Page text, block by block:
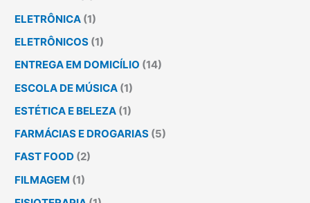
ELETRÔNICA (1)
ELETRÔNICOS (1)
ENTREGA EM DOMICÍLIO (14)
ESCOLA DE MÚSICA (1)
ESTÉTICA E BELEZA (1)
FARMÁCIAS E DROGARIAS (5)
FAST FOOD (2)
FILMAGEM (1)